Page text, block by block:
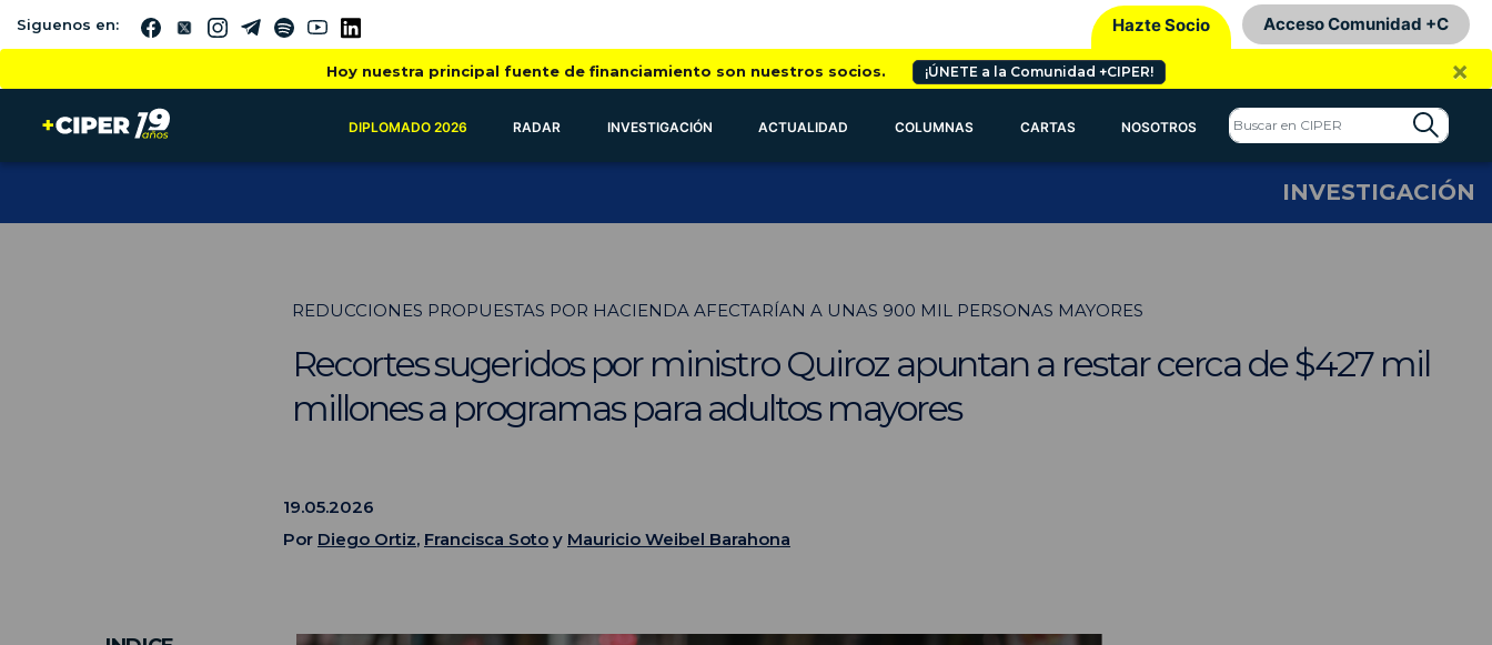
Siguenos en: Hazte Socio Acceso Comunidad +C
Hoy nuestra principal fuente de financiamiento son nuestros socios. ¡ÚNETE a la Comunidad +CIPER! ×
DIPLOMADO 2026 RADAR INVESTIGACIÓN ACTUALIDAD COLUMNAS CARTAS NOSOTROS
INVESTIGACIÓN
REDUCCIONES PROPUESTAS POR HACIENDA AFECTARÍAN A UNAS 900 MIL PERSONAS MAYORES
Recortes sugeridos por ministro Quiroz apuntan a restar cerca de $427 mil
millones a programas para adultos mayores
19.05.2026
Por Diego Ortiz, Francisca Soto y Mauricio Weibel Barahona